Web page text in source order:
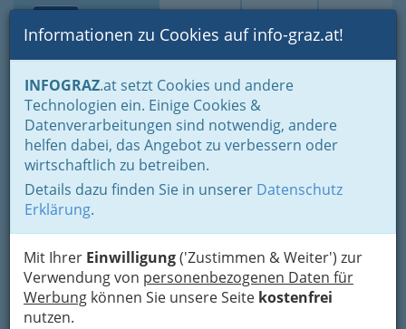
Suche Login Toggle
Informationen zu Cookies auf info-graz.at!
INFOGRAZ.at setzt Cookies und andere
Technologien ein. Einige Cookies &
Datenverarbeitungen sind notwendig, andere
helfen dabei, das Angebot zu verbessern oder
wirtschaftlich zu betreiben.
Details dazu finden Sie in unserer Datenschutz
Erklärung.
Mit Ihrer Einwilligung('Zustimmen & Weiter') zur
Verwendung von personenbezogenen Daten für
Werbung können Sie unsere Seite kostenfrei
nutzen.
Home Branchen
Autohaus August Gaberszik
OHG
Fabriksgasse 15, 8020 Graz
+43 316 710 171
+43 316 710 171-9
Karte